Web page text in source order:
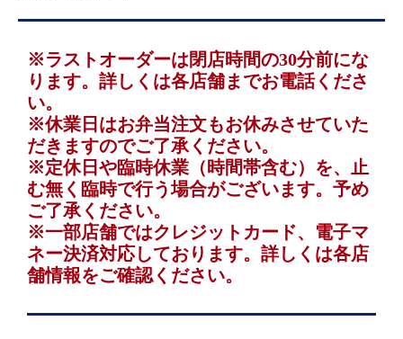
※ラストオーダーは閉店時間の30分前にな
ります。詳しくは各店舗までお電話くださ
い。
※休業日はお弁当注文もお休みさせていた
だきますのでご了承ください。
※定休日や臨時休業（時間帯含む）を、止
む無く臨時で行う場合がございます。予め
ご了承ください。
※一部店舗ではクレジットカード、電子マ
ネー決済対応しております。詳しくは各店
舗情報をご確認ください。